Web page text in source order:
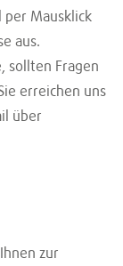
per Mausklick
aus.
sollten Fragen
erreichen uns
über
zur